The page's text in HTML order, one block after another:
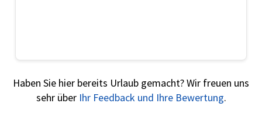
Haben Sie hier bereits Urlaub gemacht? Wir freuen uns
sehr über Ihr Feedback und Ihre Bewertung.